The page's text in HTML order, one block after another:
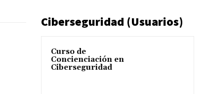
Ciberseguridad (Usuarios)
Curso de
Concienciación en
Ciberseguridad